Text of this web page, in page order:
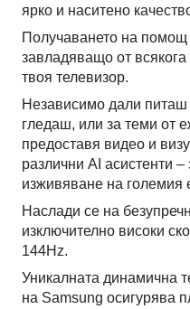
ярко и наситено
Получаването на помощ
завладяващо от
твоя телевизор.
Независимо дали питаш
гледаш, или за теми от
предоставя видео и
различни AI асистенти
изживяване на големия
Наслади се на
изключително високи
144Hz.
Уникалната динамична
на Samsung осигурява